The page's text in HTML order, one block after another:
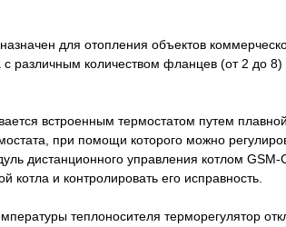
для отопления объектов
различным количеством фланцев (от 2 до
встроенным термостатом путем
при помощи которого можно
дистанционного управления котлом
и контролировать его исправность.
теплоносителя терморегулятор